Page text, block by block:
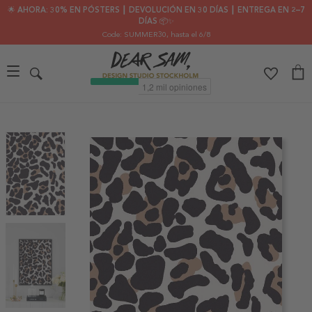
🌟 AHORA: 30% EN PÓSTERS ┃ DEVOLUCIÓN EN 30 DÍAS ┃ ENTREGA EN 2–7
DÍAS 📦✨
Code: SUMMER30, hasta el 6/8